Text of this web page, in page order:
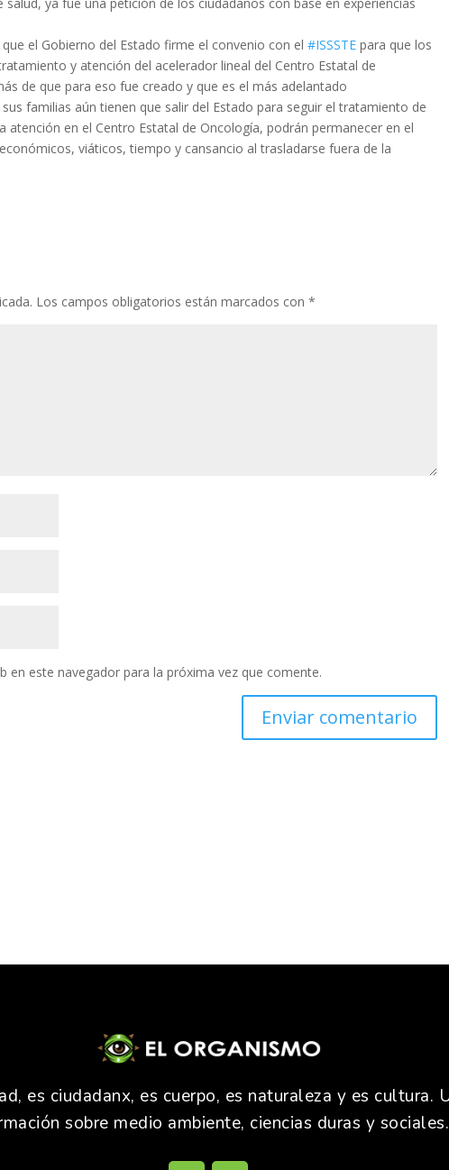
el Gobierno del Estado firme el convenio con el#ISSSTE para que los
y atención del acelerador lineal del Centro Estatal de
de que para eso fue creado y que es el más adelantado
familias aún tienen que salir del Estado para seguir el tratamiento de
atención en el Centro Estatal de Oncología, podrán permanecer en el
viáticos, tiempo y cansancio al trasladarse fuera de la
Los campos obligatorios están marcados con*
en este navegador para la próxima vez que comente.
es ciudadanx, es cuerpo, es naturaleza y es cultura.
sobre medio ambiente, ciencias duras y sociales.